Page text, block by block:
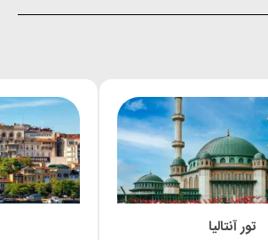
تور آنتالیا